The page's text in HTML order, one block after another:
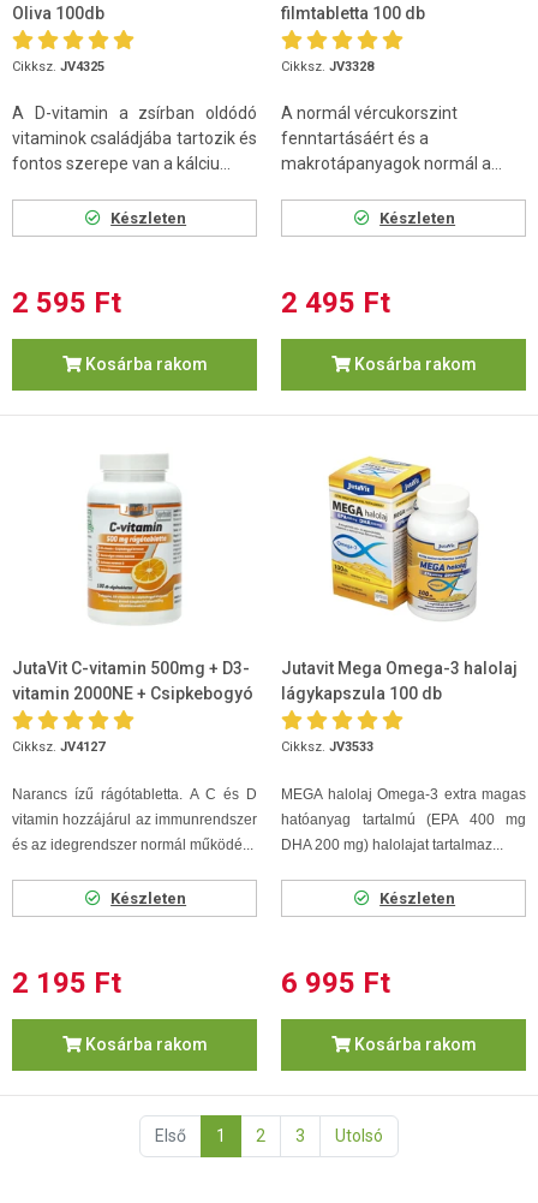
Oliva 100db
Cikksz. JV4325
A D-vitamin a zsírban oldódó
vitaminok családjába tartozik és
fontos szerepe van a kálciu...
Készleten
2 595 Ft
Kosárba rakom
filmtabletta 100 db
Cikksz. JV3328
A normál vércukorszint
fenntartásáért és a
makrotápanyagok normál a...
Készleten
2 495 Ft
Kosárba rakom
JutaVit C-vitamin 500mg + D3-
vitamin 2000NE + Csipkebogyó
kivonat rágótabletta 100db
Cikksz. JV4127
Narancs ízű rágótabletta. A C és D
vitamin hozzájárul az immunrendszer
és az idegrendszer normál működé...
Készleten
2 195 Ft
Kosárba rakom
Jutavit Mega Omega-3 halolaj
lágykapszula 100 db
Cikksz. JV3533
MEGA halolaj Omega-3 extra magas
hatóanyag tartalmú (EPA 400 mg
DHA 200 mg) halolajat tartalmaz...
Készleten
6 995 Ft
Kosárba rakom
Első 1 2 3 Utolsó